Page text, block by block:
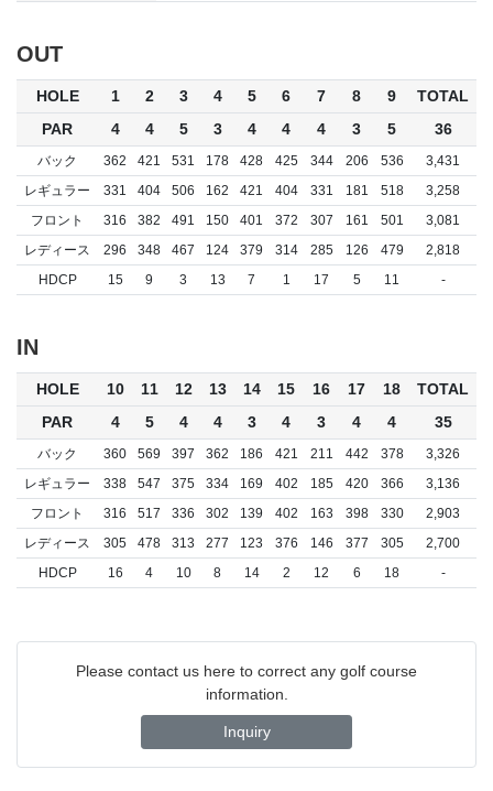
OUT
HOLE 1 2 3 4 5 6 7 8 9
TOTAL
PAR
4 4 5 3 4 4 4 3 5 36
バック 362 421 531 178 428 425 344 206 536
3,431
レギュラー
331 404 506 162 421 404 331 181 518
3,258
フロント
316 382 491 150 401 372 307 161 501
3,081
レディース
296 348 467 124 379 314 285 126 479
2,818
HDCP
15 9 3 13 7 1 17 5 11 -
IN
HOLE 10 11 12 13 14 15 16 17 18
TOTAL
PAR
4 5 4 4 3 4 3 4 4 35
バック 360 569 397 362 186 421 211 442 378
3,326
レギュラー
338 547 375 334 169 402 185 420 366
3,136
フロント
316 517 336 302 139 402 163 398 330
2,903
レディース
305 478 313 277 123 376 146 377 305
2,700
HDCP
16 4 10 8 14 2 12 6 18 -
Please contact us here to correct any golf course
information.
Inquiry